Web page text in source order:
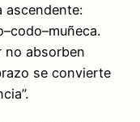
ascendente:
no absorben
se convierte